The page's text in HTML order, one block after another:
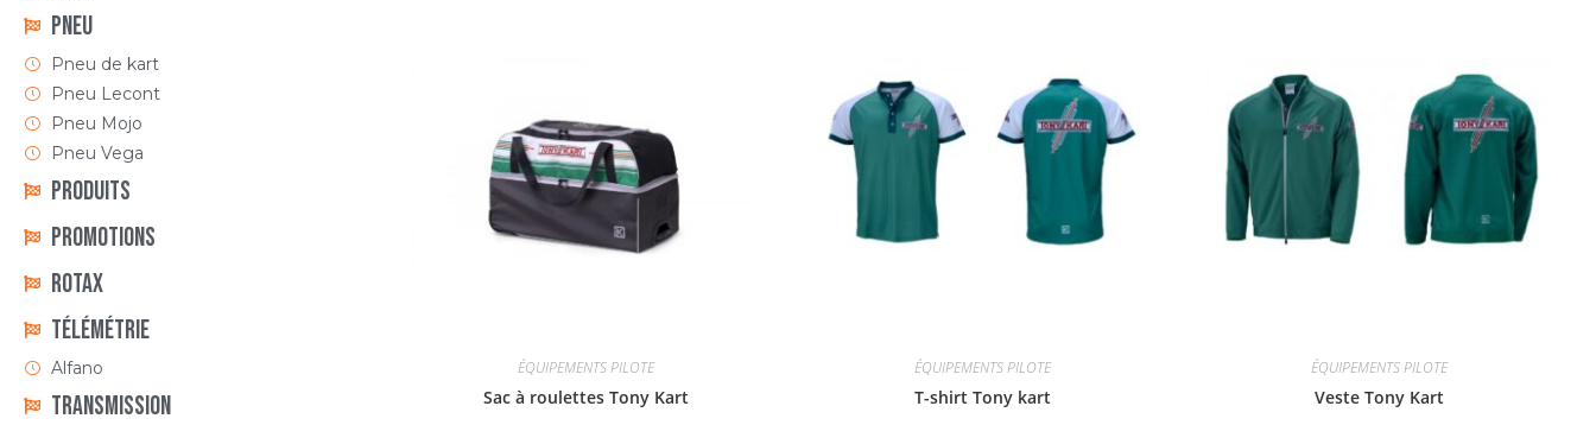
Pneu
Pneu de kart
Pneu Lecont
Pneu Mojo
Pneu Vega
Produits
Promotions
Rotax
Télémétrie
Alfano
Transmission
ÉQUIPEMENTS PILOTE
Sac à roulettes Tony Kart
ÉQUIPEMENTS PILOTE
T-shirt Tony kart
ÉQUIPEMENTS PILOTE
Veste Tony Kart